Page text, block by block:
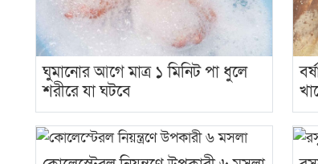
ঘুমানোর আগে মাত্র ১ মিনিট পা ধুলে
শরীরে যা ঘটবে